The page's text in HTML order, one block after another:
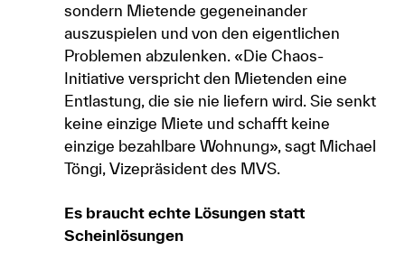
sondern Mietende gegeneinander
auszuspielen und von den eigentlichen
Problemen abzulenken. «Die Chaos-
Initiative verspricht den Mietenden eine
Entlastung, die sie nie liefern wird. Sie senkt
keine einzige Miete und schafft keine
einzige bezahlbare Wohnung», sagt Michael
Töngi, Vizepräsident des MVS.
Es braucht echte Lösungen statt
Scheinlösungen